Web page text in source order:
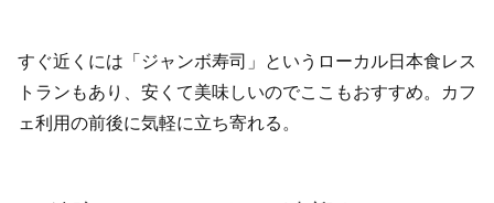
すぐ近くには「ジャンボ寿司」というローカル日本食レス
トランもあり、安くて美味しいのでここもおすすめ。カフ
ェ利用の前後に気軽に立ち寄れる。